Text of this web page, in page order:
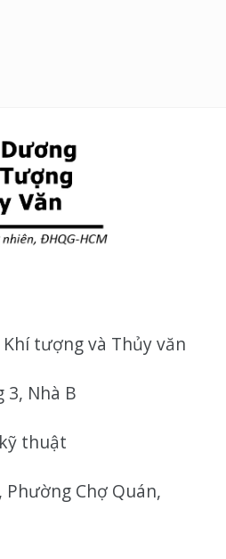
tượng và Thủy văn
3, Nhà B
thuật
Phường Chợ Quán,